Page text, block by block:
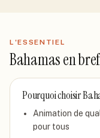
L'ESSENTIEL
Bahamasen bref
Pourquoi choisir
Animation de
pour tous